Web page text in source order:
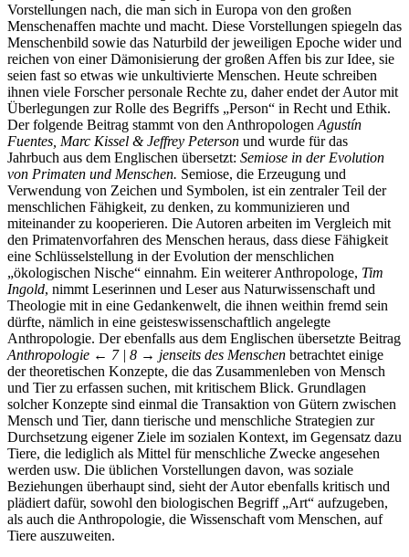
Vorstellungen nach, die man sich in Europa von den großen
Menschenaffen machte und macht. Diese Vorstellungen spiegeln das
Menschenbild sowie das Naturbild der jeweiligen Epoche wider und
reichen von einer Dämonisierung der großen Affen bis zur Idee, sie
seien fast so etwas wie unkultivierte Menschen. Heute schreiben
ihnen viele Forscher personale Rechte zu, daher endet der Autor mit
Überlegungen zur Rolle des Begriffs „Person“ in Recht und Ethik.
Der folgende Beitrag stammt von den Anthropologen Agustín
Fuentes, Marc Kissel & Jeffrey Peterson und wurde für das
Jahrbuch aus dem Englischen übersetzt: Semiose in der Evolution
von Primaten und Menschen. Semiose, die Erzeugung und
Verwendung von Zeichen und Symbolen, ist ein zentraler Teil der
menschlichen Fähigkeit, zu denken, zu kommunizieren und
miteinander zu kooperieren. Die Autoren arbeiten im Vergleich mit
den Primatenvorfahren des Menschen heraus, dass diese Fähigkeit
eine Schlüsselstellung in der Evolution der menschlichen
„ökologischen Nische“ einnahm. Ein weiterer Anthropologe, Tim
Ingold, nimmt Leserinnen und Leser aus Naturwissenschaft und
Theologie mit in eine Gedankenwelt, die ihnen weithin fremd sein
dürfte, nämlich in eine geisteswissenschaftlich angelegte
Anthropologie. Der ebenfalls aus dem Englischen übersetzte Beitrag
Anthropologie ← 7 | 8 → jenseits des Menschen betrachtet einige
der theoretischen Konzepte, die das Zusammenleben von Mensch
und Tier zu erfassen suchen, mit kritischem Blick. Grundlagen
solcher Konzepte sind einmal die Transaktion von Gütern zwischen
Mensch und Tier, dann tierische und menschliche Strategien zur
Durchsetzung eigener Ziele im sozialen Kontext, im Gegensatz dazu
Tiere, die lediglich als Mittel für menschliche Zwecke angesehen
werden usw. Die üblichen Vorstellungen davon, was soziale
Beziehungen überhaupt sind, sieht der Autor ebenfalls kritisch und
plädiert dafür, sowohl den biologischen Begriff „Art“ aufzugeben,
als auch die Anthropologie, die Wissenschaft vom Menschen, auf
Tiere auszuweiten.